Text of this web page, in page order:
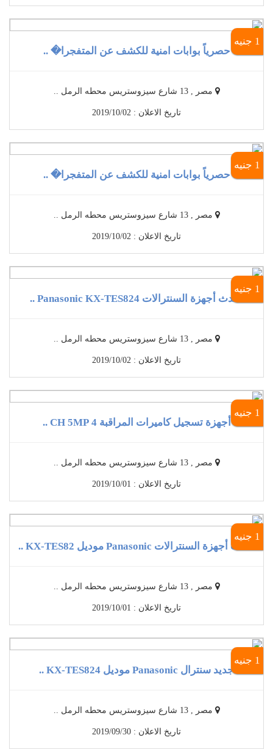
1 جنيه
حصرياً بوابات امنية للكشف عن المتفجرا� ..
مصر , 13 شارع سيزوستريس محطه الرمل ..
تاريخ الاعلان : 2019/10/02
1 جنيه
حصرياً بوابات امنية للكشف عن المتفجرا� ..
مصر , 13 شارع سيزوستريس محطه الرمل ..
تاريخ الاعلان : 2019/10/02
1 جنيه
أحدث أجهزة السنترالات Panasonic KX-TES824 ..
مصر , 13 شارع سيزوستريس محطه الرمل ..
تاريخ الاعلان : 2019/10/02
1 جنيه
أجهزة تسجيل كاميرات المراقبة 4 CH 5MP ..
مصر , 13 شارع سيزوستريس محطه الرمل ..
تاريخ الاعلان : 2019/10/01
1 جنيه
أحدث أجهزة السنترالات Panasonic موديل KX-TES82 ..
مصر , 13 شارع سيزوستريس محطه الرمل ..
تاريخ الاعلان : 2019/10/01
1 جنيه
جديد سنترال Panasonic موديل KX-TES824 ..
مصر , 13 شارع سيزوستريس محطه الرمل ..
تاريخ الاعلان : 2019/09/30